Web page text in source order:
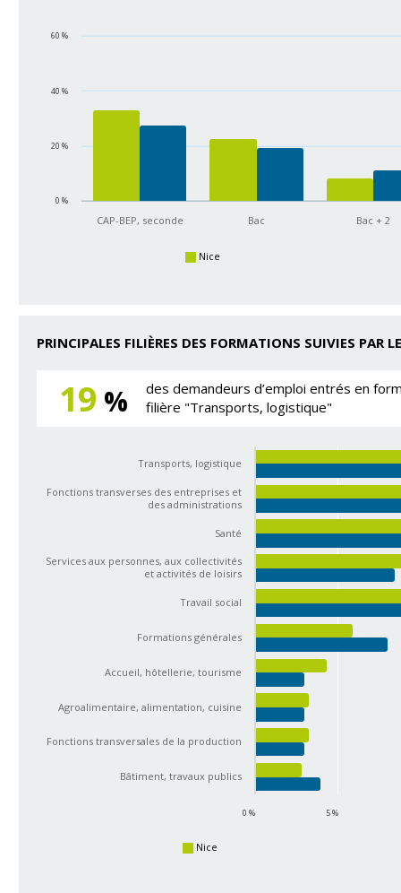
CAP-BEP, seconde Bac Bac + 2
0 %
20 %
40 %
60 %
Nice
PRINCIPALES FILIÈRES DES FORMATIONS SUIVIES PAR
19 %
des demandeurs d’emploi entrés en
filière "Transports, logistique"
Transports, logistique
Fonctions transverses des entreprises et
des administrations
Santé
Services aux personnes, aux collectivités
et activités de loisirs
Travail social
Formations générales
Accueil, hôtellerie, tourisme
Agroalimentaire, alimentation, cuisine
Fonctions transversales de la production
Bâtiment, travaux publics
0 % 5 %
Nice